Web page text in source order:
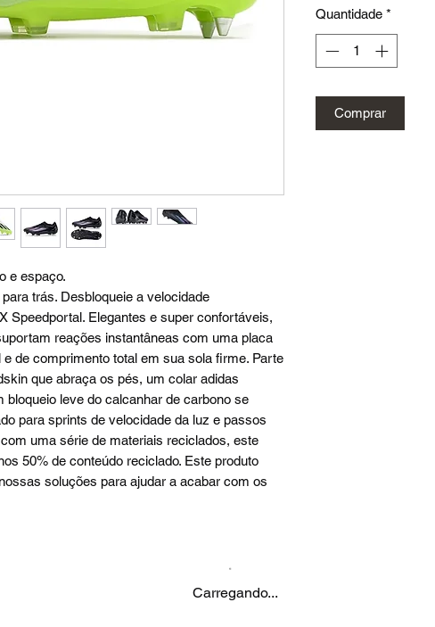
e espaço.
trás. Desbloqueie a velocidade
Speedportal. Elegantes e super confortáveis,
reações instantâneas com uma placa
de comprimento total em sua sola firme. Parte
que abraça os pés, um colar adidas
bloqueio leve do calcanhar de carbono se
para sprints de velocidade da luz e passos
uma série de materiais reciclados, este
50% de conteúdo reciclado. Este produto
soluções para ajudar a acabar com os
Quantidade *
Comprar
Carregando...